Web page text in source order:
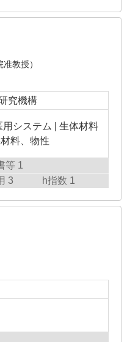
教授）
究機構
システム | 生体材料
料、物性
等 1
3 h指数 1